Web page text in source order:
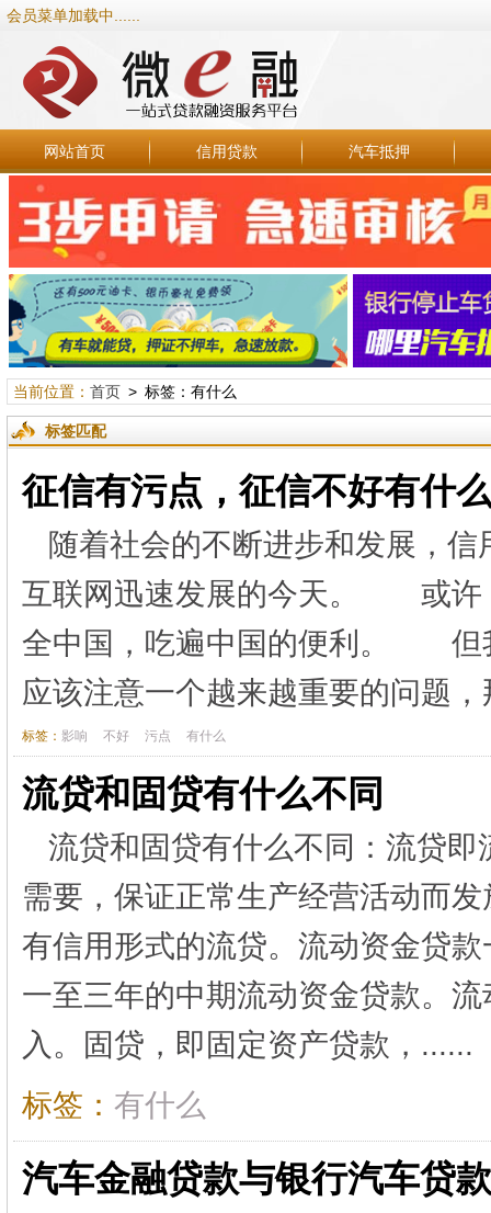
会员菜单加载中......
网站首页 信用贷款 汽车抵押
当前位置： 首页> 标签：有什么
标签匹配
征信有污点，征信不好有什
随着社会的不断进步和发展，
互联网迅速发展的今天。 或许
全中国，吃遍中国的便利。 但
应该注意一个越来越重要的问题
标签： 影响 不好 污点 有什么
流贷和固贷有什么不同
流贷和固贷有什么不同：流贷
需要，保证正常生产经营活动而
有信用形式的流贷。流动资金贷
一至三年的中期流动资金贷款。
入。固贷，即固定资产贷款，......
标签： 有什么
汽车金融贷款与银行汽车贷